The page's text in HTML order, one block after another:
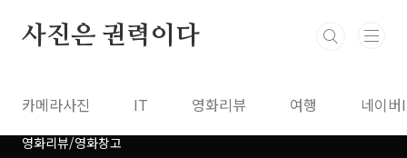
사진은 권력이다
카메라사진 IT 영화리뷰 여행 네이
영화리뷰/영화창고